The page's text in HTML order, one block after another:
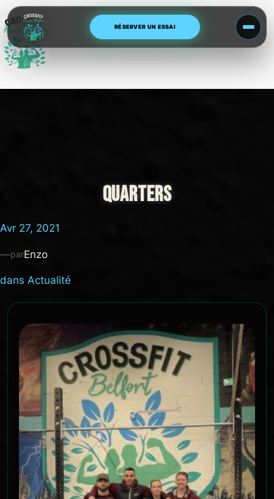
RÉSERVER UN ESSAI
Aller
au
contenu
Human Blossom CrossFit
QUARTERS
Avr 27, 2021
—parEnzo
dans Actualité